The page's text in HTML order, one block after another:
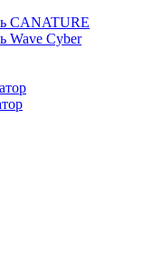
CANATURE
Wave Cyber